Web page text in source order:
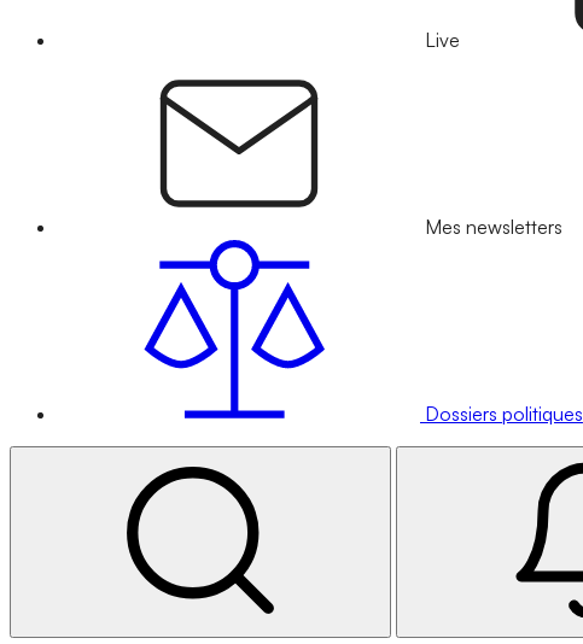
Live
Mes newsletters
Dossiers politiques